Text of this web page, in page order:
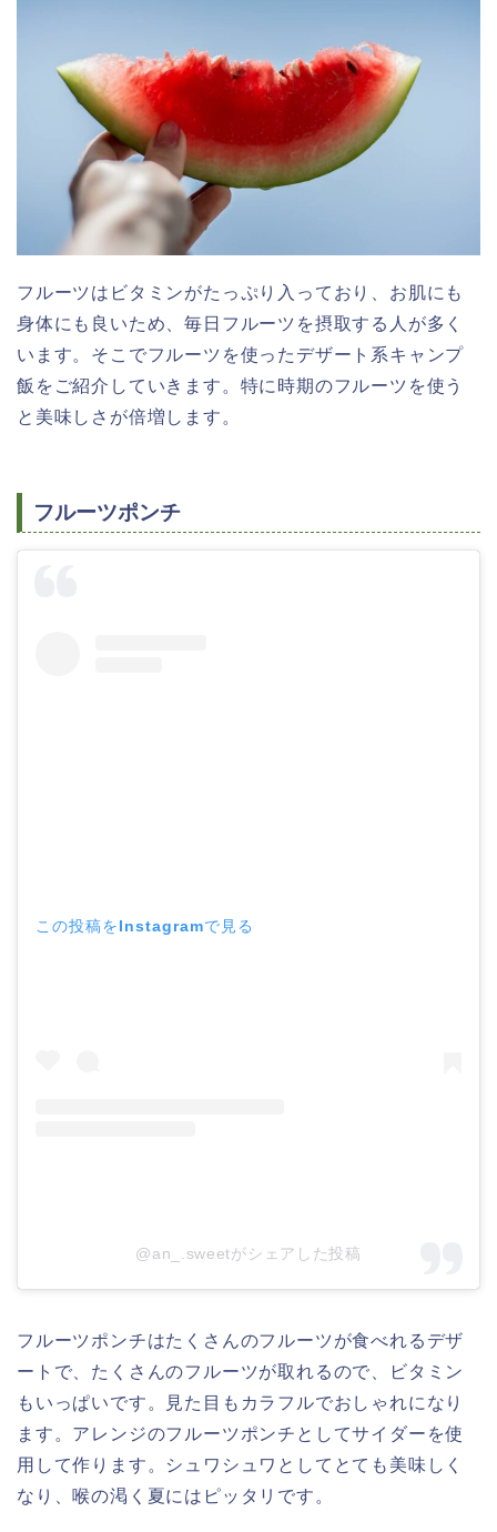
フルーツはビタミンがたっぷり入っており、お肌にも
身体にも良いため、毎日フルーツを摂取する人が多く
います。そこでフルーツを使ったデザート系キャンプ
飯をご紹介していきます。特に時期のフルーツを使う
と美味しさが倍増します。
フルーツポンチ
この投稿をInstagramで見る
@an_.sweetがシェアした投稿
フルーツポンチはたくさんのフルーツが食べれるデザ
ートで、たくさんのフルーツが取れるので、ビタミン
もいっぱいです。見た目もカラフルでおしゃれになり
ます。アレンジのフルーツポンチとしてサイダーを使
用して作ります。シュワシュワとしてとても美味しく
なり、喉の渇く夏にはピッタリです。